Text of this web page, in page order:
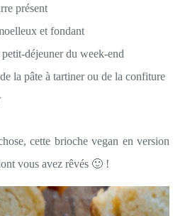
présent
et fondant
déjeuner du week-end
la pâte à tartiner ou de la confiture
cette brioche vegan en version
vous avez rêvés 🙂 !